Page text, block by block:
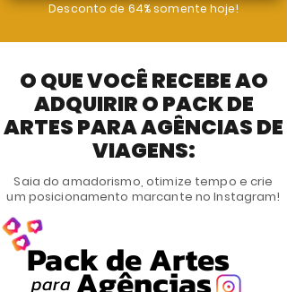
Desconto de 64% somente hoje!
O QUE VOCÊ RECEBE AO
ADQUIRIR O PACK DE
ARTES PARA AGÊNCIAS DE
VIAGENS:
Saia do amadorismo, otimize tempo e crie
um posicionamento marcante no Instagram!
Pack de Artes
para